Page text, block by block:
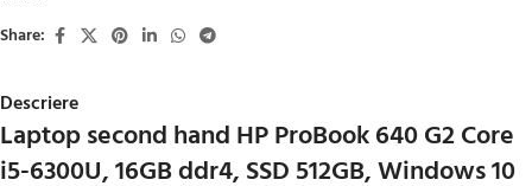
Share:
Descriere
Laptop second hand HP ProBook 640 G2 Core
i5-6300U, 16GB ddr4, SSD 512GB, Windows 10